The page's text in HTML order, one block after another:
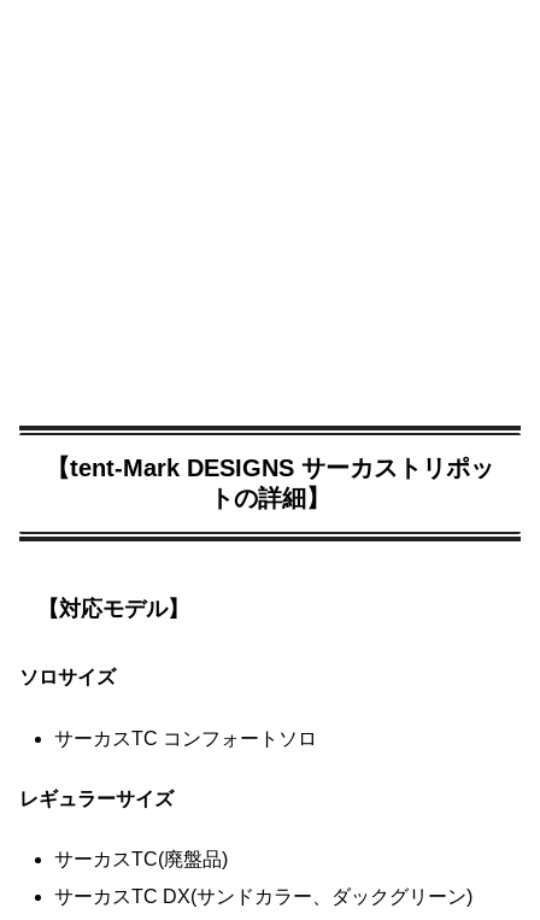
【tent-Mark DESIGNS サーカストリポッ
トの詳細】
【対応モデル】
ソロサイズ
サーカスTC コンフォートソロ
レギュラーサイズ
サーカスTC(廃盤品)
サーカスTC DX(サンドカラー、ダックグリーン)